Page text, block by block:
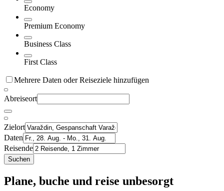
Economy
Premium Economy
Business Class
First Class
Mehrere Daten oder Reiseziele hinzufügen
Abreiseort
Zielort
Daten
Reisende
Suchen
Plane, buche und reise unbesorgt